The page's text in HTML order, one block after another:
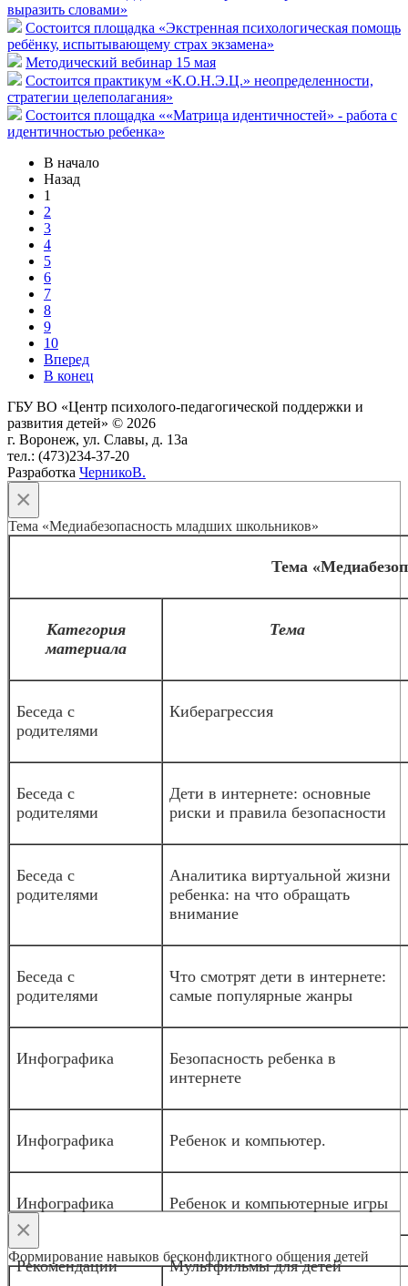
выразить словами»
Состоится площадка «Экстренная психологическая помощь
ребёнку, испытывающему страх экзамена»
Методический вебинар 15 мая
Состоится практикум «К.О.Н.Э.Ц.» неопределенности,
стратегии целеполагания»
Состоится площадка ««Матрица идентичностей» - работа с
идентичностью ребенка»
В начало
Назад
1
2
3
4
5
6
7
8
9
10
Вперед
В конец
ГБУ ВО «Центр психолого-педагогической поддержки и
развития детей» © 2026
г. Воронеж, ул. Славы, д. 13а
тел.: (473)234-37-20
Разработка ЧерникоВ.
×
Тема «Медиабезопасность младших школьников»
Тема
Категория
материала
Тема
Беседа с
родителями
Киберагрессия
Беседа с
родителями
Дети в интернете: основные
риски и правила безопасности
Беседа с
родителями
Аналитика виртуальной жизни
ребенка: на что обращать
внимание
Беседа с
родителями
Что смотрят дети в интернете:
самые популярные жанры
Инфографика
Безопасность ребенка в
интернете
Инфографика Ребенок и компьютер.
Инфографика Ребенок и компьютерные игры
Рекомендации Мультфильмы для детей
×
Формирование навыков бесконфликтного общения детей